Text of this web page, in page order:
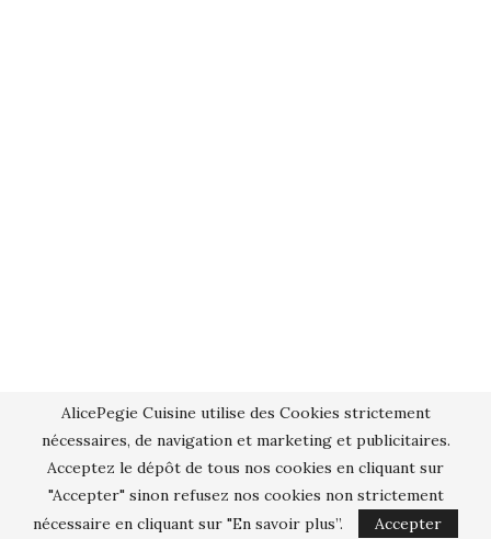
AlicePegie Cuisine utilise des Cookies strictement
nécessaires, de navigation et marketing et publicitaires.
Acceptez le dépôt de tous nos cookies en cliquant sur
"Accepter" sinon refusez nos cookies non strictement
nécessaire en cliquant sur "En savoir plus”.
Accepter